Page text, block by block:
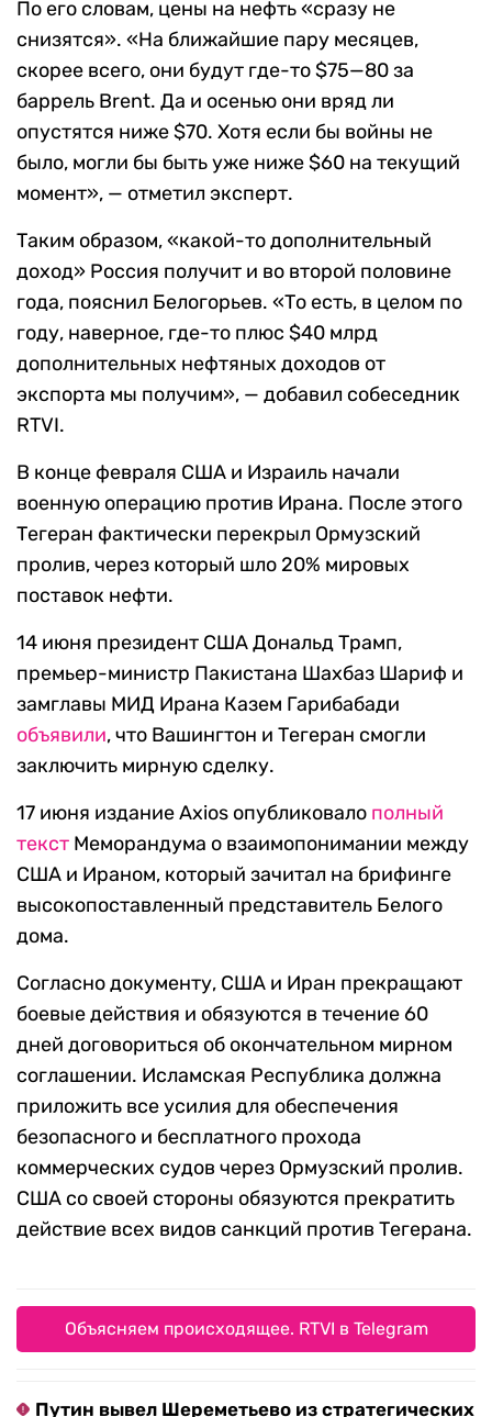
По его словам, цены на нефть «сразу не
снизятся». «На ближайшие пару месяцев,
скорее всего, они будут где-то $75—80 за
баррель Brent. Да и осенью они вряд ли
опустятся ниже $70. Хотя если бы войны не
было, могли бы быть уже ниже $60 на текущий
момент», — отметил эксперт.
Таким образом, «какой-то дополнительный
доход» Россия получит и во второй половине
года, пояснил Белогорьев. «То есть, в целом по
году, наверное, где-то плюс $40 млрд
дополнительных нефтяных доходов от
экспорта мы получим», — добавил собеседник
RTVI.
В конце февраля США и Израиль начали
военную операцию против Ирана. После этого
Тегеран фактически перекрыл Ормузский
пролив, через который шло 20% мировых
поставок нефти.
14 июня президент США Дональд Трамп,
премьер-министр Пакистана Шахбаз Шариф и
замглавы МИД Ирана Казем Гарибабади
объявили, что Вашингтон и Тегеран смогли
заключить мирную сделку.
17 июня издание Axios опубликовало полный
текст Меморандума о взаимопонимании между
США и Ираном, который зачитал на брифинге
высокопоставленный представитель Белого
дома.
Согласно документу, США и Иран прекращают
боевые действия и обязуются в течение 60
дней договориться об окончательном мирном
соглашении. Исламская Республика должна
приложить все усилия для обеспечения
безопасного и бесплатного прохода
коммерческих судов через Ормузский пролив.
США со своей стороны обязуются прекратить
действие всех видов санкций против Тегерана.
Объясняем происходящее. RTVI в Telegram
Путин вывел Шереметьево из стратегических